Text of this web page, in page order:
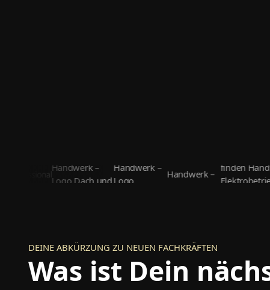
DEINE ABKÜRZUNG ZU NEUEN FACHKRÄFTEN
Was ist Dein